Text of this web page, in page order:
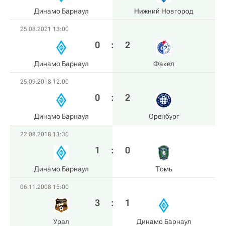
Динамо Барнаул Нижний Новгород
25.08.2021 13:00
Динамо Барнаул
0 : 2
Факел
25.09.2018 12:00
Динамо Барнаул
0 : 2
Оренбург
22.08.2018 13:30
Динамо Барнаул
1 : 0
Томь
06.11.2008 15:00
Урал
3 : 1
Динамо Барнаул